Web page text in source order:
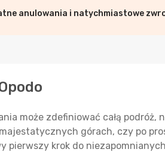
anulowania i natychmiastowe
może zdefiniować całą
górach, czy po
pierwszy krok do